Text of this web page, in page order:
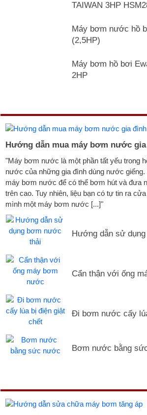
TAIWAN 3HP
Máy bơm nước hồ
(2,5HP)
Máy bơm hồ bơi
2HP
Hướng dẫn mua máy bơm nước
"Máy bơm nước là một phần tất yếu trong
nước của những gia đình dùng nước giếng.
máy bơm nước để có thể bơm hút và đưa
trên cao. Tuy nhiên, liệu bạn có tự tin ra
mình một máy bơm nước [...]"
Hướng dẫn sử
Cẩn thận với ống
Đi bơm nước cấy
Bơm nước bằng